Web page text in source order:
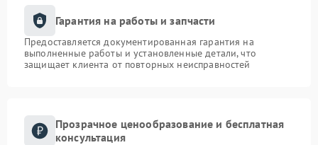
Гарантия на работы и запчасти
Предоставляется документированная гарантия на
выполненные работы и установленные детали, что
защищает клиента от повторных неисправностей
Прозрачное ценообразование и бесплатная
консультация